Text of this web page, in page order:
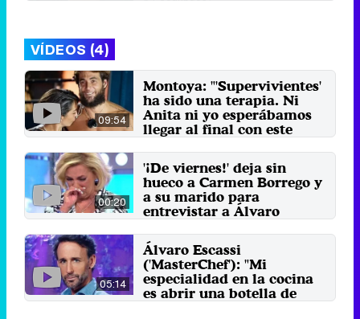
VÍDEOS (4)
09:54
Montoya: "'Supervivientes'
ha sido una terapia. Ni
Anita ni yo esperábamos
llegar al final con este
respeto"
19 de junio 2025
00:20
'¡De viernes!' deja sin
hueco a Carmen Borrego y
a su marido para
entrevistar a Álvaro
Escassi
5 de julio 2024
05:14
Álvaro Escassi
('MasterChef'): "Mi
especialidad en la cocina
es abrir una botella de
vino y servirme una copa"